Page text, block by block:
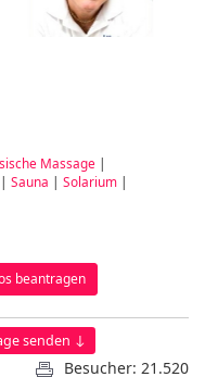
Massage |
| Sauna | Solarium |
beantragen
senden ↓
Besucher: 21.520